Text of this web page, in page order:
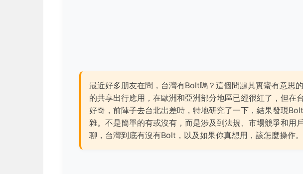
最近好多朋友在問，台灣有Bolt嗎？這個問題其實蠻有意思
的共享出行應用，在歐洲和亞洲部分地區已經很紅了，但在
好奇，前陣子去台北出差時，特地研究了一下，結果發現
雜。不是簡單的有或沒有，而是涉及到法規、市場競爭和用
聊，台灣到底有沒有Bolt，以及如果你真想用，該怎麼操作。